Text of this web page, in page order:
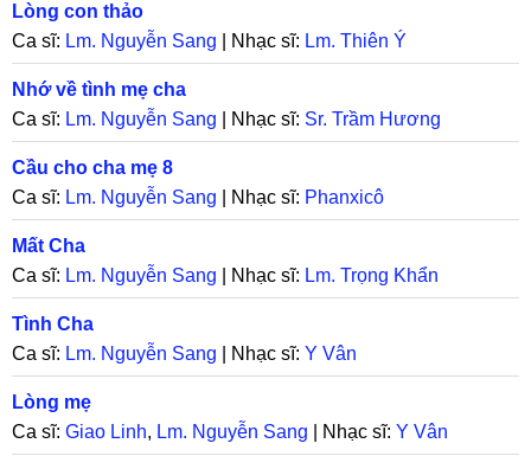
Lòng con thảo
Ca sĩ: Lm. Nguyễn Sang | Nhạc sĩ: Lm. Thiên Ý
Nhớ về tình mẹ cha
Ca sĩ: Lm. Nguyễn Sang | Nhạc sĩ: Sr. Trầm Hương
Cầu cho cha mẹ 8
Ca sĩ: Lm. Nguyễn Sang | Nhạc sĩ: Phanxicô
Mất Cha
Ca sĩ: Lm. Nguyễn Sang | Nhạc sĩ: Lm. Trọng Khẩn
Tình Cha
Ca sĩ: Lm. Nguyễn Sang | Nhạc sĩ: Y Vân
Lòng mẹ
Ca sĩ: Giao Linh, Lm. Nguyễn Sang | Nhạc sĩ: Y Vân